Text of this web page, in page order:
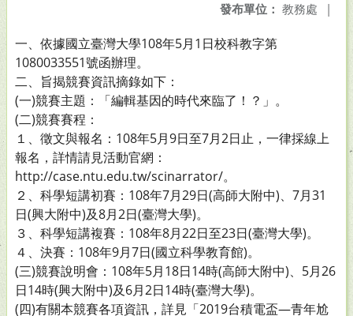
發布單位： 教務處 |
一、依據國立臺灣大學108年5月1日校科教字第
1080033551號函辦理。
二、旨揭競賽資訊摘錄如下：
(一)競賽主題：「編輯基因的時代來臨了！？」。
(二)競賽賽程：
１、徵文與報名：108年5月9日至7月2日止，一律採線上
報名，詳情請見活動官網：
http://case.ntu.edu.tw/scinarrator/。
２、科學短講初賽：108年7月29日(高師大附中)、7月31
日(興大附中)及8月2日(臺灣大學)。
３、科學短講複賽：108年8月22日至23日(臺灣大學)。
４、決賽：108年9月7日(國立科學教育館)。
(三)競賽說明會：108年5月18日14時(高師大附中)、5月26
日14時(興大附中)及6月2日14時(臺灣大學)。
(四)有關本競賽各項資訊，詳見「2019台積電盃—青年尬